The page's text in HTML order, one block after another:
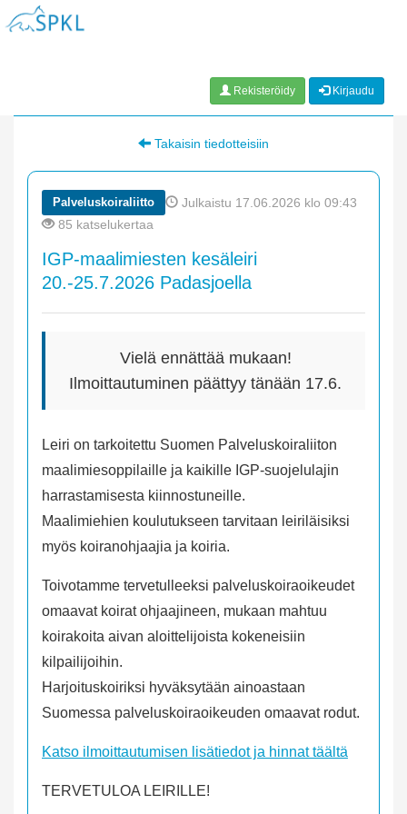
Rekisteröidy Kirjaudu
Takaisin tiedotteisiin
Palveluskoiraliitto
Julkaistu 17.06.2026 klo 09:43
85 katselukertaa
IGP-maalimiesten kesäleiri
20.-25.7.2026 Padasjoella
Vielä ennättää mukaan!
Ilmoittautuminen päättyy tänään 17.6.
Leiri on tarkoitettu Suomen Palveluskoiraliiton
maalimiesoppilaille ja kaikille IGP-suojelulajin
harrastamisesta kiinnostuneille.
Maalimiehien koulutukseen tarvitaan leiriläisiksi
myös koiranohjaajia ja koiria.
Toivotamme tervetulleeksi palveluskoiraoikeudet
omaavat koirat ohjaajineen, mukaan mahtuu
koirakoita aivan aloittelijoista kokeneisiin
kilpailijoihin.
Harjoituskoiriksi hyväksytään ainoastaan
Suomessa palveluskoiraoikeuden omaavat rodut.
Katso ilmoittautumisen lisätiedot ja hinnat täältä
TERVETULOA LEIRILLE!